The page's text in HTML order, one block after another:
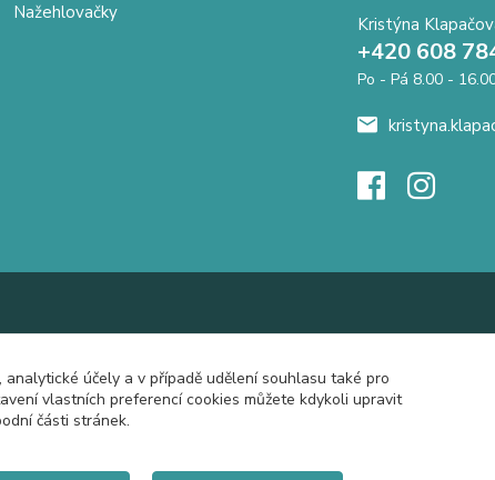
Nažehlovačky
Kristýna
+420 608
Po - Pá 8.00 -
účely a v případě udělení souhlasu také pro
vlastních preferencí cookies můžete kdykoli upravit
části stránek.